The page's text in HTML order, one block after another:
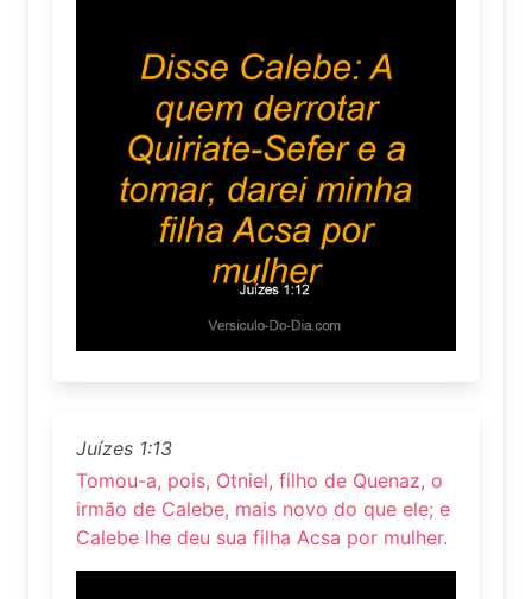
Juízes 1:13
Tomou-a, pois, Otniel, filho de Quenaz, o
irmão de Calebe, mais novo do que ele; e
Calebe lhe deu sua filha Acsa por mulher.